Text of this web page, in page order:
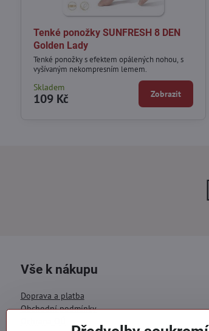
Tenké ponožky SUNFRESH 8 DEN
Golden Lady
Tenké ponožky s efektem opálených nohou, s
vyšívaným nekompresním lemem.
Skladem
109 Kč Zobrazit
Vše k nákupu
Doprava a platba
Obchodní podmínky